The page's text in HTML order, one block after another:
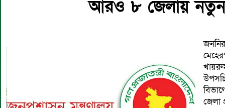
আরও ৮ জেলায় নতুন
জেলা